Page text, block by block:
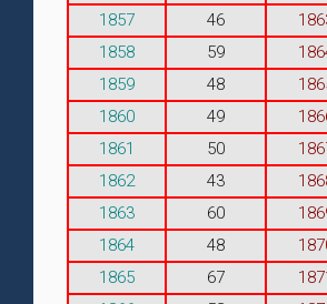
1857
46
1858
59
1859
48
1860
49
1861
50
1862
43
1863
60
1864
48
1865
67